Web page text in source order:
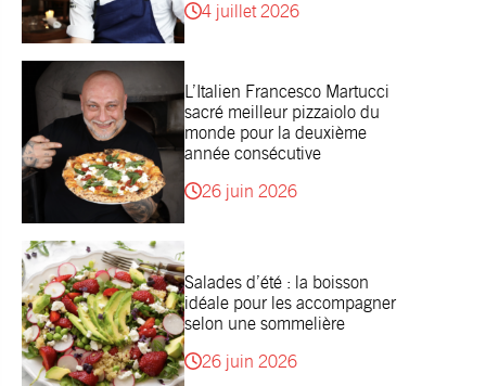
4 juillet 2026
L’Italien Francesco Martucci
sacré meilleur pizzaiolo du
monde pour la deuxième
année consécutive
26 juin 2026
Salades d’été : la boisson
idéale pour les accompagner
selon une sommelière
26 juin 2026